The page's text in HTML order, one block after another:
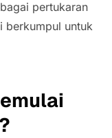
pertukaran
berkumpul untuk